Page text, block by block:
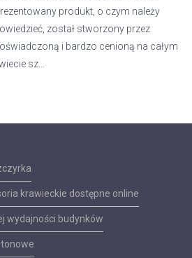
produkt, o czym należy
został stworzony przez
i bardzo cenioną na całym
sz...
krawieckie dostępne online
wydajności budynków